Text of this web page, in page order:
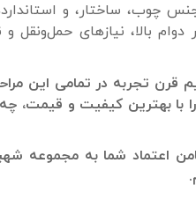
چوب، ساختار، و
بالا، نیازهای حمل‌ونقل و
قرن تجربه در تمامی این
را با بهترین کیفیت و
اعتماد شما به مجموعه